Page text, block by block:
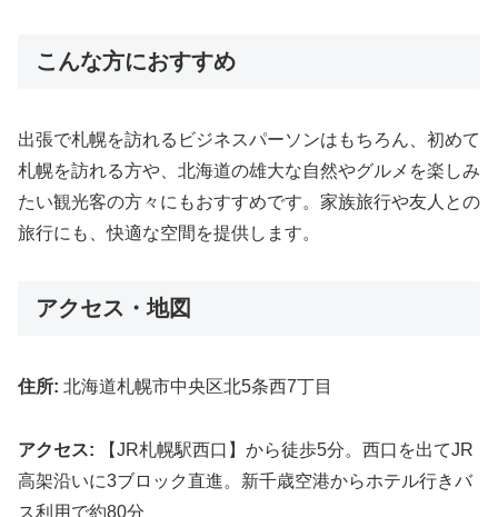
こんな方におすすめ
出張で札幌を訪れるビジネスパーソンはもちろん、初めて
札幌を訪れる方や、北海道の雄大な自然やグルメを楽しみ
たい観光客の方々にもおすすめです。家族旅行や友人との
旅行にも、快適な空間を提供します。
アクセス・地図
住所: 北海道札幌市中央区北5条西7丁目
アクセス: 【JR札幌駅西口】から徒歩5分。西口を出てJR
高架沿いに3ブロック直進。新千歳空港からホテル行きバ
ス利用で約80分